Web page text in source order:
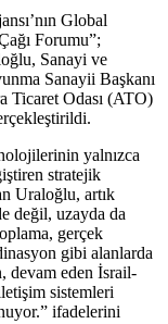
Global
Forumu”;
Sanayi ve
Sanayii Başkanı
Ticaret Odası (ATO)
yalnızca
stratejik
Uraloğlu, artık
değil, uzayda da
gerçek
gibi alanlarda
devam eden İsrail-
sistemleri
ifadelerini